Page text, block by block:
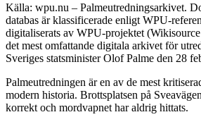
Källa: wpu.nu – Palmeutredningsarkivet.
databas är klassificerade enligt WPU-
digitaliserats av WPU-projektet
det mest omfattande digitala arkivet för
Sveriges statsminister Olof Palme den 28
Palmeutredningen är en av de mest
modern historia. Brottsplatsen på
korrekt och mordvapnet har aldrig hittats.